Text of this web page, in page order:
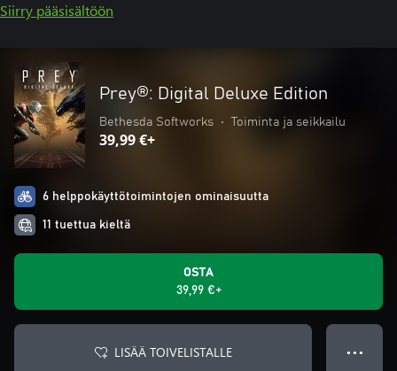
Siirry pääsisältöön
Prey®: Digital Deluxe Edition
Bethesda Softworks • Toiminta ja seikkailu
39,99 €+
6 helppokäyttötoimintojen ominaisuutta
11 tuettua kieltä
OSTA
39,99 €+
LISÄÄ TOIVELISTALLE ● ● ●